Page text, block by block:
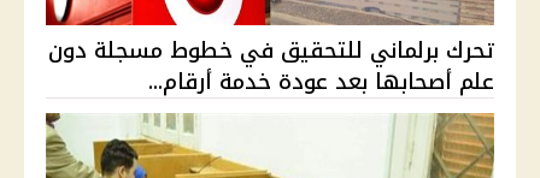
تحرك برلماني للتحقيق في خطوط مسجلة دون
علم أصحابها بعد عودة خدمة أرقام...